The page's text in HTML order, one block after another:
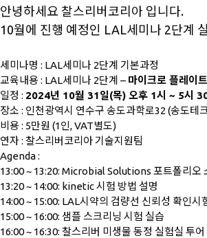
안녕하세요 찰스리버코리아 입니다.
​10월에 진행 예정인 LAL세미나 2단계
세미나명 : LAL세미나 2단계 기본과정
교육내용 : LAL세미나 2단계 – 마이크로 플레이
일정 : 2024년 10월 31일(목) 오후 1시 ~ 5시
장소 : 인천광역시 연수구 송도과학로32 (송도
비용 : 5만원 (1인, VAT별도)
연자 : 찰스리버코리아 기술지원팀
Agenda :
13:00 ~ 13:20: Microbial Solutions 포트폴리오
13:20 ~ 14:00: kinetic 시험 방법 설명
14:00 ~ 15:00: LAL시약의 검량선 신뢰성 확인시
15:00 ~ 16:00: 샘플 스크리닝 시험 실습
16:00 ~ 16:30: 찰스리버 미생물 동정 실험실 투어